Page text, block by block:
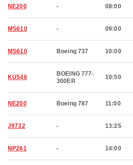
NE200 - 08:00
MS610 - 09:00
MS610 Boeing 737 10:00
KU546
BOEING 777-
300ER
10:50
NE200 Boeing 787 11:00
J9732 - 13:25
NP261 - 14:00